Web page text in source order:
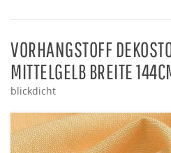
VORHANGSTOFF
MITTELGELB BREITE
blickdicht